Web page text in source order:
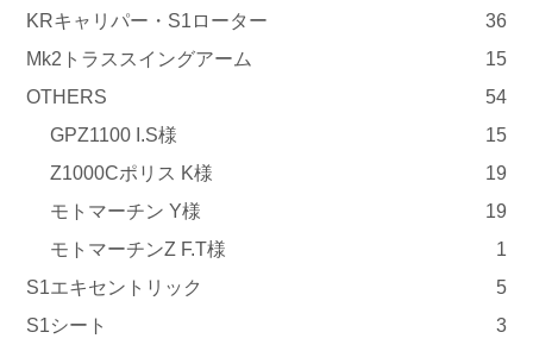
KRキャリパー・S1ローター
36
Mk2トラススイングアーム
15
OTHERS
54
GPZ1100 I.S様
15
Z1000Cポリス K様
19
モトマーチン Y様
19
モトマーチンZ F.T様
1
S1エキセントリック
5
S1シート
3